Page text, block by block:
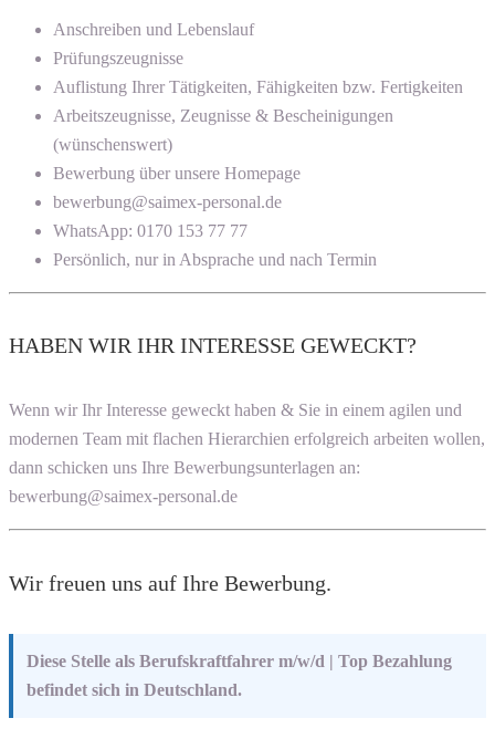
Anschreiben und Lebenslauf
Prüfungszeugnisse
Auflistung Ihrer Tätigkeiten, Fähigkeiten bzw. Fertigkeiten
Arbeitszeugnisse, Zeugnisse & Bescheinigungen
(wünschenswert)
Bewerbung über unsere Homepage
bewerbung@saimex-personal.de
WhatsApp: 0170 153 77 77
Persönlich, nur in Absprache und nach Termin
HABEN WIR IHR INTERESSE GEWECKT?
Wenn wir Ihr Interesse geweckt haben & Sie in einem agilen und
modernen Team mit flachen Hierarchien erfolgreich arbeiten wollen,
dann schicken uns Ihre Bewerbungsunterlagen an:
bewerbung@saimex-personal.de
Wir freuen uns auf Ihre Bewerbung.
Diese Stelle als Berufskraftfahrer m/w/d | Top Bezahlung
befindet sich in Deutschland.